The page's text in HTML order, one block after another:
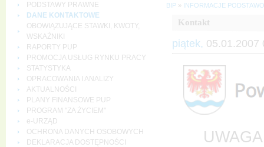
PODSTAWY PRAWNE
DANE KONTAKTOWE
OBOWIĄZUJĄCE STAWKI, KWOTY,
WSKAŹNIKI
RAPORTY PUP
PROMOCJA USŁUG RYNKU PRACY
STATYSTYKA
OPRACOWANIA I ANALIZY
AKTUALNOŚCI
PLANY FINANSOWE PUP
PROGRAM "ZA ŻYCIEM"
e-URZĄD
OCHRONA DANYCH OSOBOWYCH
DEKLARACJA DOSTĘPNOŚCI
BIP » INFORMACJE
Kontakt
piątek, 05.01.2007